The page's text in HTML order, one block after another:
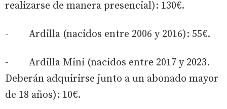
realizarse de manera presencial): 130€.
- Ardilla (nacidos entre 2006 y 2016): 55€.
- Ardilla Mini (nacidos entre 2017 y 2023.
Deberán adquirirse junto a un abonado mayor
de 18 años): 10€.